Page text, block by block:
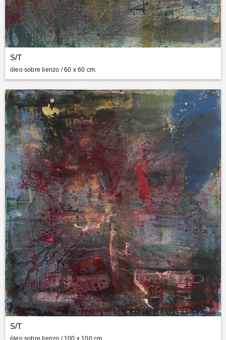
S/T
óleo sobre lienzo / 60 x 60 cm.
S/T
óleo sobre lienzo / 100 x 100 cm.